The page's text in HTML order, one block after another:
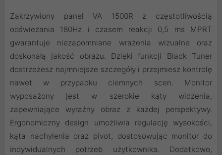
Zakrzywiony panel VA 1500R z częstotliwością
odświeżania 180Hz i czasem reakcji 0,5 ms MPRT
gwarantuje niezapomniane wrażenia wizualne oraz
doskonałą jakość obrazu. Dzięki funkcji Black Tuner
dostrzeżesz najmniejsze szczegóły i przejmiesz kontrolę
nawet w przypadku ciemnych scen. Monitor
wyposażony jest w szerokie kąty widzenia,
zapewniające wyraźny obraz z każdej perspektywy.
Ergonomiczny design umożliwia regulację wysokości,
kąta nachylenia oraz pivot, dostosowując monitor do
indywidualnych potrzeb użytkownika. Dodatkowo,